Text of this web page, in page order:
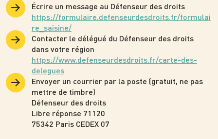
Écrire un message au Défenseur des droits
https://formulaire.defenseurdesdroits.fr/formulai
re_saisine/
Contacter le délégué du Défenseur des droits
dans votre région
https://www.defenseurdesdroits.fr/carte-des-
delegues
Envoyer un courrier par la poste (gratuit, ne pas
mettre de timbre)
Défenseur des droits
Libre réponse 71120
75342 Paris CEDEX 07